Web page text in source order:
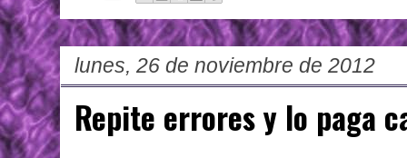
lunes, 26 de noviembre de 2012
Repite errores y lo paga